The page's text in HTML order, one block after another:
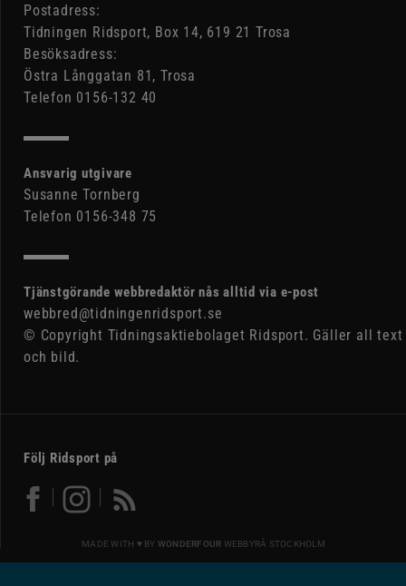
Postadress:
Tidningen Ridsport, Box 14, 619 21 Trosa
Besöksadress:
Östra Långgatan 81, Trosa
Telefon 0156-132 40
Ansvarig utgivare
Susanne Tornberg
Telefon 0156-348 75
Tjänstgörande webbredaktör nås alltid via e-post
webbred@tidningenridsport.se
© Copyright Tidningsaktiebolaget Ridsport. Gäller all text
och bild.
Följ Ridsport på
MADE WITH ♥ BY WONDERFOUR WEBBYRÅ STOCKHOLM